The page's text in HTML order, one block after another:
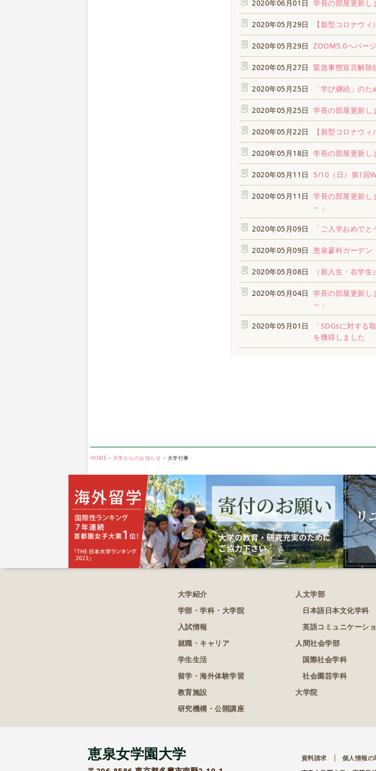
2020年06月01日 学長の部屋更新し
2020年05月29日 【新型コロナウ
2020年05月29日 ZOOM5.0へバー
2020年05月27日 緊急事態宣言解除
2020年05月25日 「学び継続」の
2020年05月25日 学長の部屋更新し
2020年05月22日 【新型コロナウ
2020年05月18日 学長の部屋更新し
2020年05月11日 5/10（日）第1回
2020年05月11日 学長の部屋更新
～」
2020年05月09日 「ご入学おめで
2020年05月09日 恵泉蓼科ガーデン
2020年05月08日 （新入生・在学
2020年05月04日 学長の部屋更新
～」
2020年05月01日
「SDGsに対する
を獲得しました
HOME 大学からのお知らせ 大学行事
大学紹介
学部・学科・大学院
入試情報
就職・キャリア
学生生活
留学・海外体験学習
教育施設
研究機構・公開講座
人文学部
日本語日本文化学科
英語コミュニケーシ
人間社会学部
国際社会学科
社会園芸学科
大学院
恵泉女学園大学 資料請求 個人情報の